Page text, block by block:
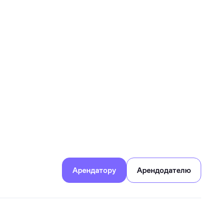
Арендатору Арендодателю